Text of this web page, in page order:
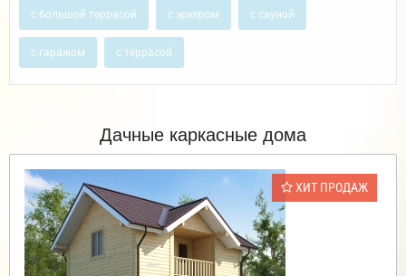
с большой террасой с эркером с сауной
с гаражом с террасой
Дачные каркасные дома
ХИТ ПРОДАЖ